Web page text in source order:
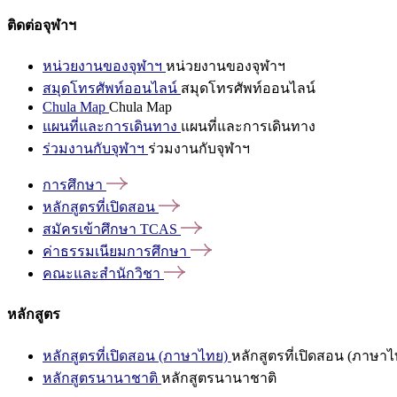
ติดต่อจุฬาฯ
หน่วยงานของจุฬาฯ หน่วยงานของจุฬาฯ
สมุดโทรศัพท์ออนไลน์ สมุดโทรศัพท์ออนไลน์
Chula Map Chula Map
แผนที่และการเดินทาง แผนที่และการเดินทาง
ร่วมงานกับจุฬาฯ ร่วมงานกับจุฬาฯ
การศึกษา
หลักสูตรที่เปิดสอน
สมัครเข้าศึกษา TCAS
ค่าธรรมเนียมการศึกษา
คณะและสำนักวิชา
หลักสูตร
หลักสูตรที่เปิดสอน (ภาษาไทย) หลักสูตรที่เปิดสอน (ภาษาไ
หลักสูตรนานาชาติ หลักสูตรนานาชาติ